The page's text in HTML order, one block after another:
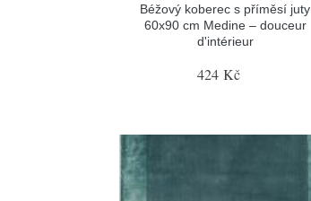
Béžový koberec s příměsí juty
60x90 cm Medine – douceur
d'intérieur
424 Kč